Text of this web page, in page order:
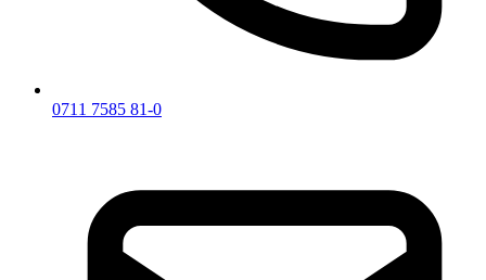
0711 7585 81-0